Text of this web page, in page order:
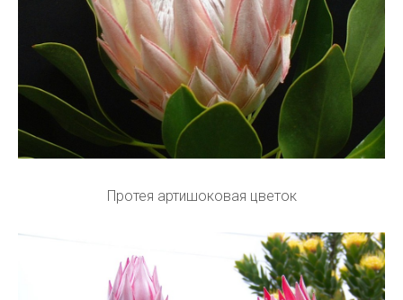
Протея артишоковая цветок